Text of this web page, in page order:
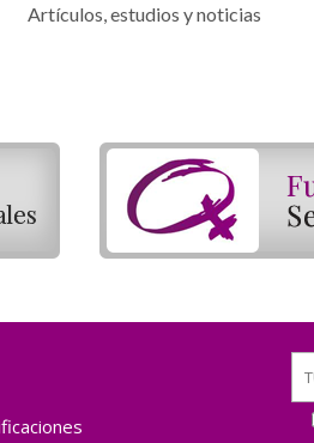
Artículos, estudios y noticias